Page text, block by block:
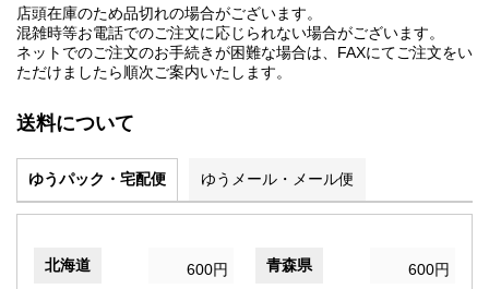
店頭在庫のため品切れの場合がございます。
混雑時等お電話でのご注文に応じられない場合がございます。
ネットでのご注文のお手続きが困難な場合は、FAXにてご注文をい
ただけましたら順次ご案内いたします。
送料について
ゆうパック・宅配便 ゆうメール・メール便
北海道 600円 青森県 600円